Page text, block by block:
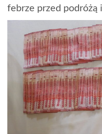
febrze przed podróżą